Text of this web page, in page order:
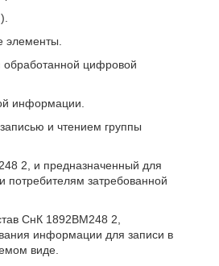
элементы.
обработанной цифровой
информации.
и чтением группы
2, и предназначенный для
затребованной
СнК 1892ВМ248 2,
информации для записи в
виде.